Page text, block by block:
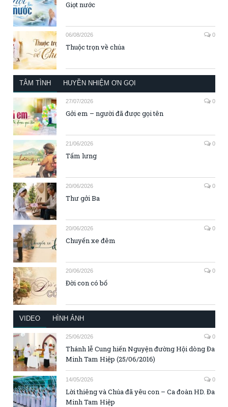
Giọt nước
06/08/2026 0
Thuộc trọn về chúa
TÂM TÌNH HUYỀN NHIỆM ƠN GỌI
27/07/2026 0
Gởi em – người đã được gọi tên
21/06/2026 0
Tấm lưng
20/06/2026 0
Thư gởi Ba
20/06/2026 0
Chuyến xe đêm
20/06/2026 0
Đời con có bố
VIDEO HÌNH ẢNH
25/06/2026 0
Thánh lễ Cung hiến Nguyện đường Hội dòng Đa
Minh Tam Hiệp (25/06/2016)
14/05/2026 0
Lời thiêng và Chúa đã yêu con – Ca đoàn HD. Đa
Minh Tam Hiệp